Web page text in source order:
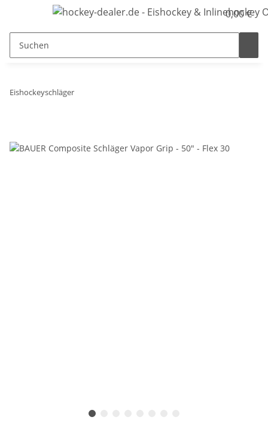
0,00 €
Eishockeyschläger